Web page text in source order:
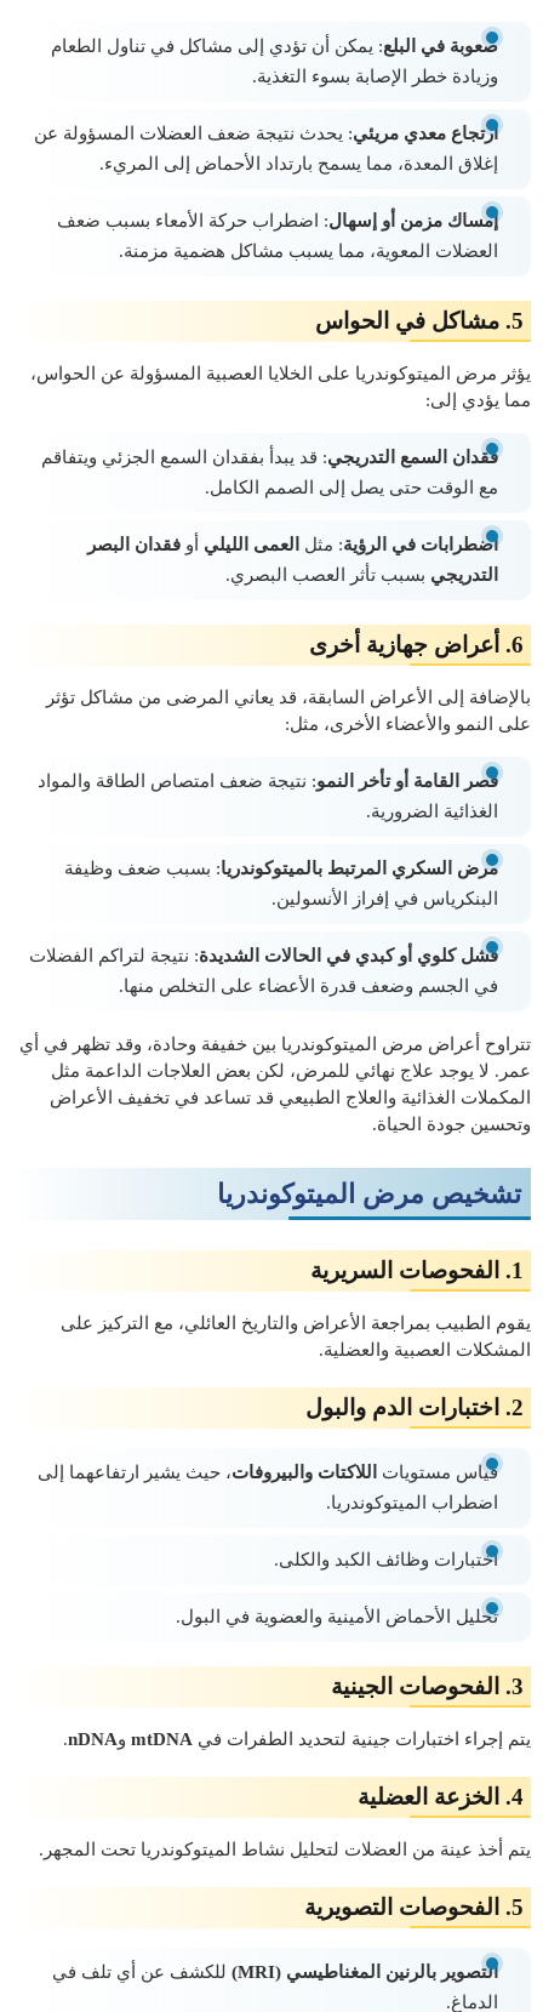
صعوبة في البلع: يمكن أن تؤدي إلى مشاكل في تناول الطعام
وزيادة خطر الإصابة بسوء التغذية.
ارتجاع معدي مريئي: يحدث نتيجة ضعف العضلات المسؤولة عن
إغلاق المعدة، مما يسمح بارتداد الأحماض إلى المريء.
إمساك مزمن أو إسهال: اضطراب حركة الأمعاء بسبب ضعف
العضلات المعوية، مما يسبب مشاكل هضمية مزمنة.
5. مشاكل في الحواس
يؤثر مرض الميتوكوندريا على الخلايا العصبية المسؤولة عن الحواس،
مما يؤدي إلى:
فقدان السمع التدريجي: قد يبدأ بفقدان السمع الجزئي ويتفاقم
مع الوقت حتى يصل إلى الصمم الكامل.
اضطرابات في الرؤية: مثل العمى الليلي أو فقدان البصر
التدريجي بسبب تأثر العصب البصري.
6. أعراض جهازية أخرى
بالإضافة إلى الأعراض السابقة، قد يعاني المرضى من مشاكل تؤثر
على النمو والأعضاء الأخرى، مثل:
قصر القامة أو تأخر النمو: نتيجة ضعف امتصاص الطاقة والمواد
الغذائية الضرورية.
مرض السكري المرتبط بالميتوكوندريا: بسبب ضعف وظيفة
البنكرياس في إفراز الأنسولين.
فشل كلوي أو كبدي في الحالات الشديدة: نتيجة لتراكم الفضلات
في الجسم وضعف قدرة الأعضاء على التخلص منها.
تتراوح أعراض مرض الميتوكوندريا بين خفيفة وحادة، وقد تظهر في أي
عمر. لا يوجد علاج نهائي للمرض، لكن بعض العلاجات الداعمة مثل
المكملات الغذائية والعلاج الطبيعي قد تساعد في تخفيف الأعراض
وتحسين جودة الحياة.
تشخيص مرض الميتوكوندريا
1. الفحوصات السريرية
يقوم الطبيب بمراجعة الأعراض والتاريخ العائلي، مع التركيز على
المشكلات العصبية والعضلية.
2. اختبارات الدم والبول
قياس مستويات اللاكتات والبيروفات، حيث يشير ارتفاعهما إلى
اضطراب الميتوكوندريا.
اختبارات وظائف الكبد والكلى.
تحليل الأحماض الأمينية والعضوية في البول.
3. الفحوصات الجينية
يتم إجراء اختبارات جينية لتحديد الطفرات في mtDNA وnDNA
.
4. الخزعة العضلية
يتم أخذ عينة من العضلات لتحليل نشاط الميتوكوندريا تحت المجهر.
5. الفحوصات التصويرية
التصوير بالرنين المغناطيسي (MRI)
للكشف عن أي تلف في
الدماغ.